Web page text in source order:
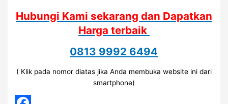
Hubungi Kami sekarang dan Dapatkan
Harga terbaik
0813 9992 6494
( Klik pada nomor diatas jika Anda membuka website ini dari
smartphone)